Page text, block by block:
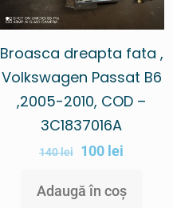
Broasca dreapta fata ,
Volkswagen Passat B6
,2005-2010, COD –
3C1837016A
140lei 100 lei
Adaugă în coș